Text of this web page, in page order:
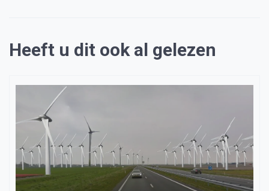
Heeft u dit ook al gelezen